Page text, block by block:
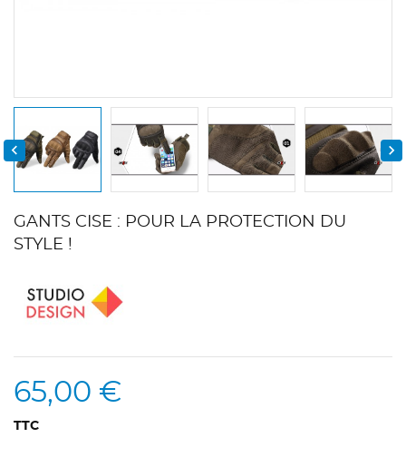
 
GANTS CISE : POUR LA PROTECTION DU
STYLE !
65,00 €
TTC